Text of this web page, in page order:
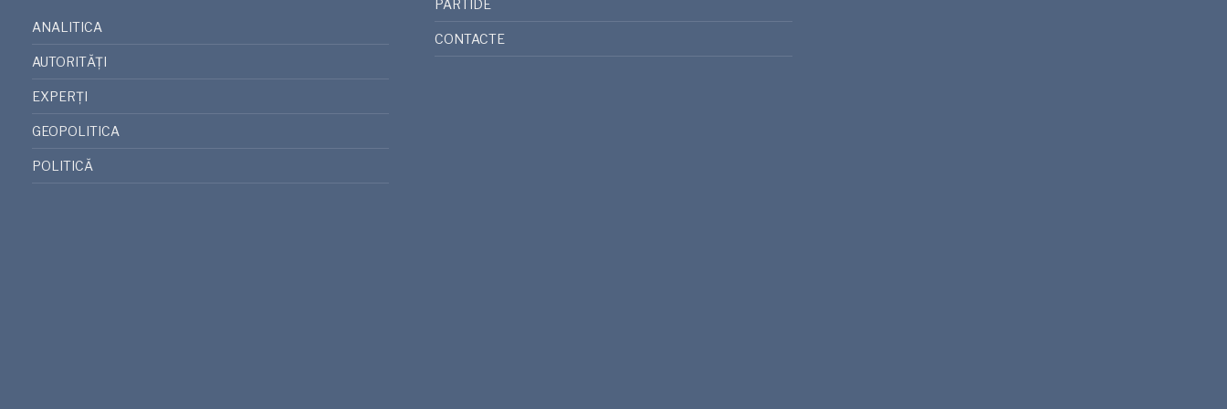
ANALITICA
AUTORITĂȚI
EXPERȚI
GEOPOLITICA
POLITICĂ
PARTIDE
CONTACTE